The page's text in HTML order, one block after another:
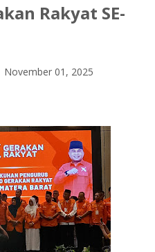
Rakyat SE-
November 01, 2025